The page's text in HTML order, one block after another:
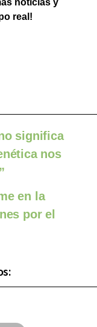
noticias y
real!
significa
nos
en la
por el